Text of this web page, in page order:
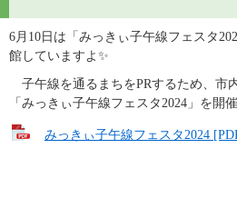
6月10日は「みっきぃ子午線フェスタ
館していますよ✨
子午線を通るまちをPRするため、市
「みっきぃ子午線フェスタ2024」を開
みっきぃ子午線フェスタ2024